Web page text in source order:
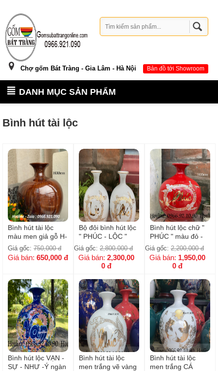
Chợ gốm Bát Tràng - Gia Lâm - Hà Nội Bản đồ tới Showroom
DANH MỤC SẢN PHẨM
Bình hút tài lộc
Bình hút tài lộc
màu men giả gỗ H-
30cm
Giá gốc: 750,000 đ
Giá bán: 650,000 đ
Bộ đôi bình hút lộc
" PHÚC - LỘC "
màu trắng kèm đế
- H28cm
Giá gốc: 2,800,000 đ
Giá bán:2,300,00
0 đ
Bình hút lộc chữ "
PHÚC " màu đỏ -
H35cm ( Kèm đế )
Giá gốc:2,200,000 đ
Giá bán: 1,950,00
0 đ
Bình hút lộc VẠN -
SỰ - NHƯ -Ý ngàn
Bình hút tài lộc
men trắng vẽ vàng
Bình hút tài lộc
men trắng CÁ